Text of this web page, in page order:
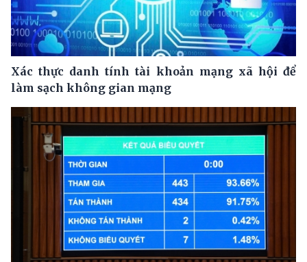
Xác thực danh tính tài khoản mạng xã hội để
làm sạch không gian mạng